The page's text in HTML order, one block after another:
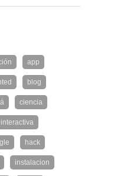
app
blog
ciencia
hack
instalacion